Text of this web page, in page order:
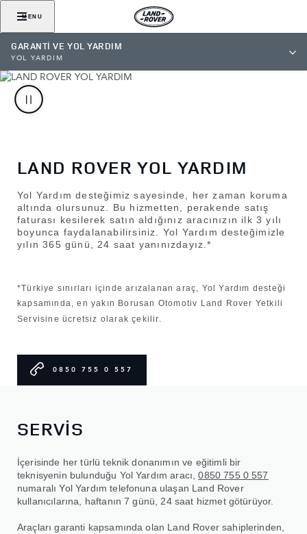
MENU
GARANTİ VE YOL YARDIM
YOL YARDIM
LAND ROVER YOL YARDIM
Yol Yardım desteğimiz sayesinde, her zaman koruma
altında olursunuz. Bu hizmetten, perakende satış
faturası kesilerek satın aldığınız aracınızın ilk 3 yılı
boyunca faydalanabilirsiniz. Yol Yardım desteğimizle
yılın 365 günü, 24 saat yanınızdayız.*
*Türkiye sınırları içinde arızalanan araç, Yol Yardım desteği
kapsamında, en yakın Borusan Otomotiv Land Rover Yetkili
Servisine ücretsiz olarak çekilir.
0850 755 0 557
SERVİS
İçerisinde her türlü teknik donanımın ve eğitimli bir
teknisyenin bulunduğu Yol Yardım aracı,0850 755 0 557
numaralı Yol Yardım telefonuna ulaşan Land Rover
kullanıcılarına, haftanın 7 günü, 24 saat hizmet götürüyor.
Araçları garanti kapsamında olan Land Rover sahiplerinden,